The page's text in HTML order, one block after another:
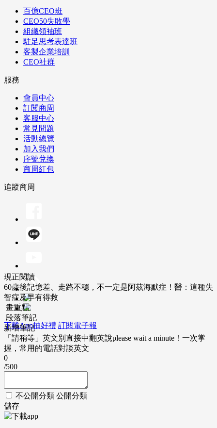
百億CEO班
CEO50失敗學
組織領袖班
駐足思考表達班
客製企業培訓
CEO社群
服務
會員中心
訂閱商周
客服中心
常見問題
活動總覽
加入我們
序號兌換
商周紅包
追蹤商周
下載App抽好禮 訂閱電子報
現正閱讀
60歲後記憶差、走路不穩，不一定是阿茲海默症！醫：這種失
智症及早有得救
畫重點
段落筆記
新增筆記
「請稍等」英文別直接中翻英說please wait a minute！一次掌
握，常用的電話對談英文
0
/500
不公開分類 公開分類
儲存